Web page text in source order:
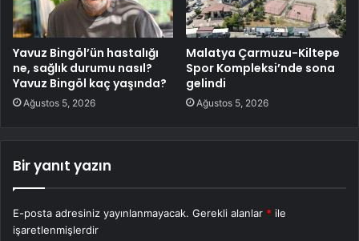
Yavuz Bingöl’ün hastalığı
ne, sağlık durumu nasıl?
Yavuz Bingöl kaç yaşında?
Ağustos 5, 2026
Malatya Çarmuzu-Kiltepe
Spor Kompleksi’nde sona
gelindi
Ağustos 5, 2026
Bir yanıt yazın
E-posta adresiniz yayınlanmayacak. Gerekli alanlar * ile
işaretlenmişlerdir